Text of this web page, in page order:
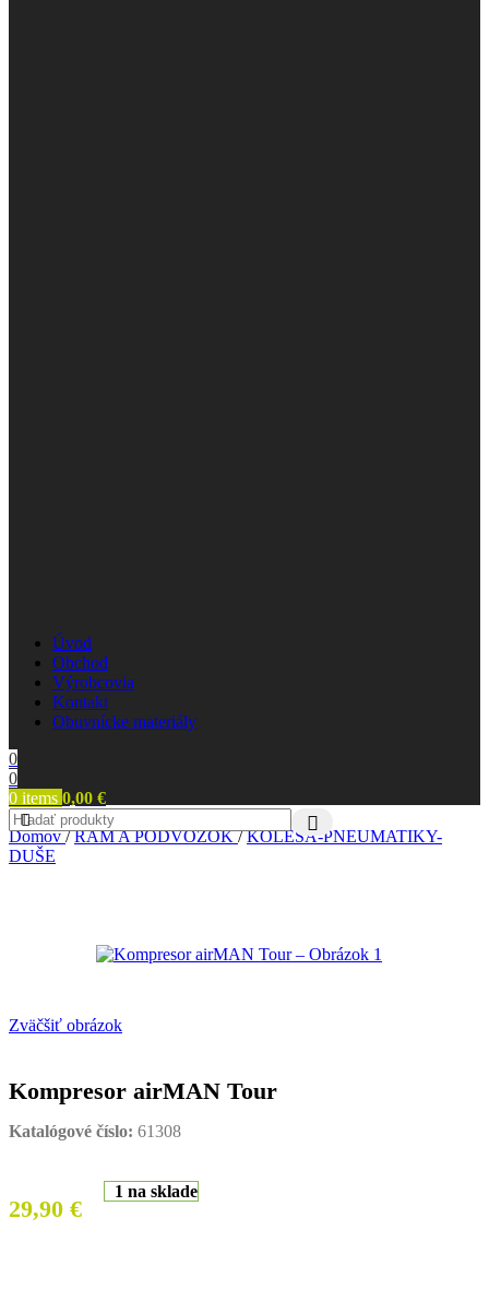
Úvod
Obchod
Výrobcovia
Kontakt
Obuvnícke materiály
0
0
0 items 0,00 €
Domov/ RÁM A PODVOZOK/ KOLESÁ-PNEUMATIKY-
DUŠE
Zväčšiť obrázok
Kompresor airMAN Tour
Katalógové číslo: 61308
29,90 €
1 na sklade